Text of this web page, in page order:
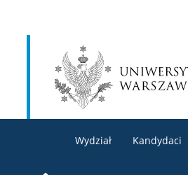
Wydział Kandydaci